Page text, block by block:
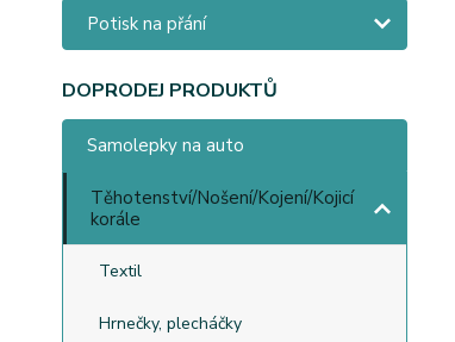
Potisk na přání
DOPRODEJ PRODUKTŮ
Samolepky na auto
Těhotenství/Nošení/Kojení/Kojicí
korále
Textil
Hrnečky, plecháčky